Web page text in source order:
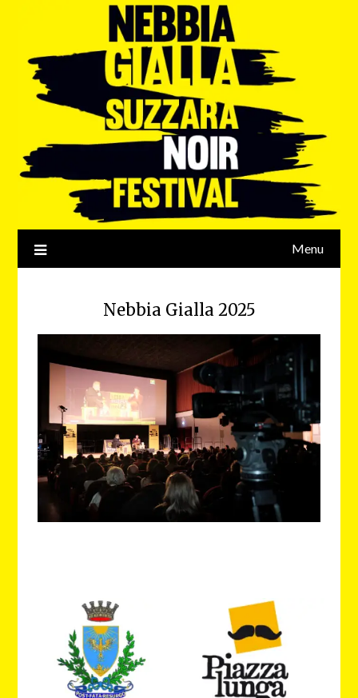
Menu
Nebbia Gialla 2025